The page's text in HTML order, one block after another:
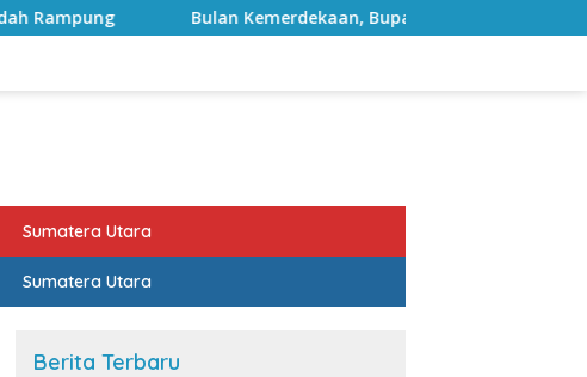
Kemerdekaan, Bupati Lampung Selatan Ajak ASN Perkuat
Sumatera Utara
Sumatera Utara
Berita Terbaru